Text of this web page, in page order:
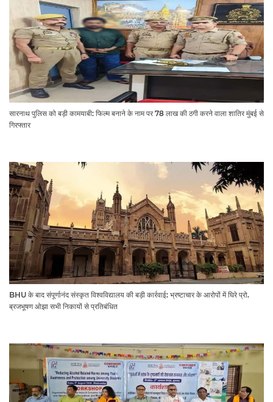
सारनाथ पुलिस को बड़ी कामयाबी: फिल्म बनाने के नाम पर 78 लाख की ठगी करने वाला शातिर मुंबई से
गिरफ्तार
BHU के बाद संपूर्णानंद संस्कृत विश्वविद्यालय की बड़ी कार्रवाई: भ्रष्टाचार के आरोपों में घिरे प्रो.
ब्रजभूषण ओझा सभी निकायों से प्रतिबंधित